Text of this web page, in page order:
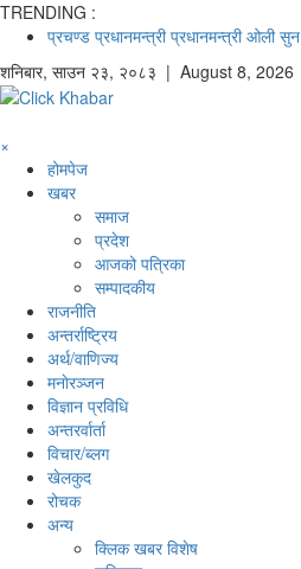
TRENDING :
प्रचण्ड प्रधानमन्त्री प्रधानमन्त्री ओली सुन
शनिबार, साउन २३, २०८३ | August 8, 2026
×
होमपेज
खबर
समाज
प्रदेश
आजको पत्रिका
सम्पादकीय
राजनीति
अन्तर्राष्ट्रिय
अर्थ/वाणिज्य
मनाेरञ्जन
विज्ञान प्रविधि
अन्तरर्वार्ता
विचार/ब्लग
खेलकुद
रोचक
अन्य
क्लिक खबर विशेष